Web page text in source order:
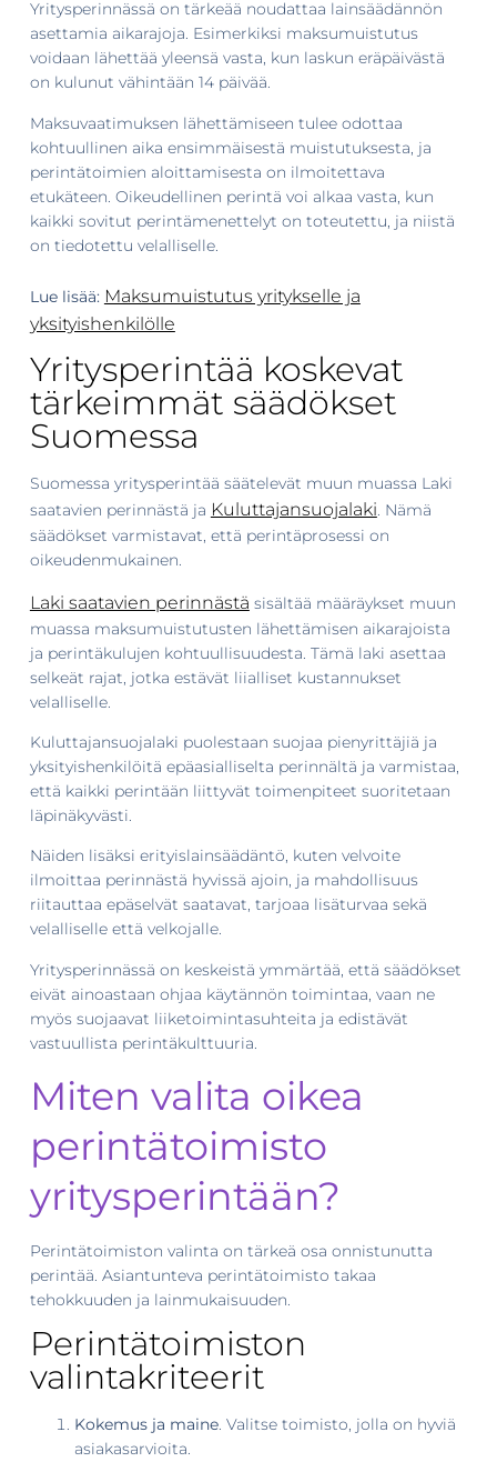
Yritysperinnässä on tärkeää noudattaa lainsäädännön
asettamia aikarajoja. Esimerkiksi maksumuistutus
voidaan lähettää yleensä vasta, kun laskun eräpäivästä
on kulunut vähintään 14 päivää.
Maksuvaatimuksen lähettämiseen tulee odottaa
kohtuullinen aika ensimmäisestä muistutuksesta, ja
perintätoimien aloittamisesta on ilmoitettava
etukäteen. Oikeudellinen perintä voi alkaa vasta, kun
kaikki sovitut perintämenettelyt on toteutettu, ja niistä
on tiedotettu velalliselle.
Lue lisää: Maksumuistutus yritykselle ja
yksityishenkilölle
Yritysperintää koskevat
tärkeimmät säädökset
Suomessa
Suomessa yritysperintää säätelevät muun muassa Laki
saatavien perinnästä ja Kuluttajansuojalaki. Nämä
säädökset varmistavat, että perintäprosessi on
oikeudenmukainen.
Laki saatavien perinnästä sisältää määräykset muun
muassa maksumuistutusten lähettämisen aikarajoista
ja perintäkulujen kohtuullisuudesta. Tämä laki asettaa
selkeät rajat, jotka estävät liialliset kustannukset
velalliselle.
Kuluttajansuojalaki puolestaan suojaa pienyrittäjiä ja
yksityishenkilöitä epäasialliselta perinnältä ja varmistaa,
että kaikki perintään liittyvät toimenpiteet suoritetaan
läpinäkyvästi.
Näiden lisäksi erityislainsäädäntö, kuten velvoite
ilmoittaa perinnästä hyvissä ajoin, ja mahdollisuus
riitauttaa epäselvät saatavat, tarjoaa lisäturvaa sekä
velalliselle että velkojalle.
Yritysperinnässä on keskeistä ymmärtää, että säädökset
eivät ainoastaan ohjaa käytännön toimintaa, vaan ne
myös suojaavat liiketoimintasuhteita ja edistävät
vastuullista perintäkulttuuria.
Miten valita oikea
perintätoimisto
yritysperintään?
Perintätoimiston valinta on tärkeä osa onnistunutta
perintää. Asiantunteva perintätoimisto takaa
tehokkuuden ja lainmukaisuuden.
Perintätoimiston
valintakriteerit
Kokemus ja maine. Valitse toimisto, jolla on hyviä
asiakasarvioita.